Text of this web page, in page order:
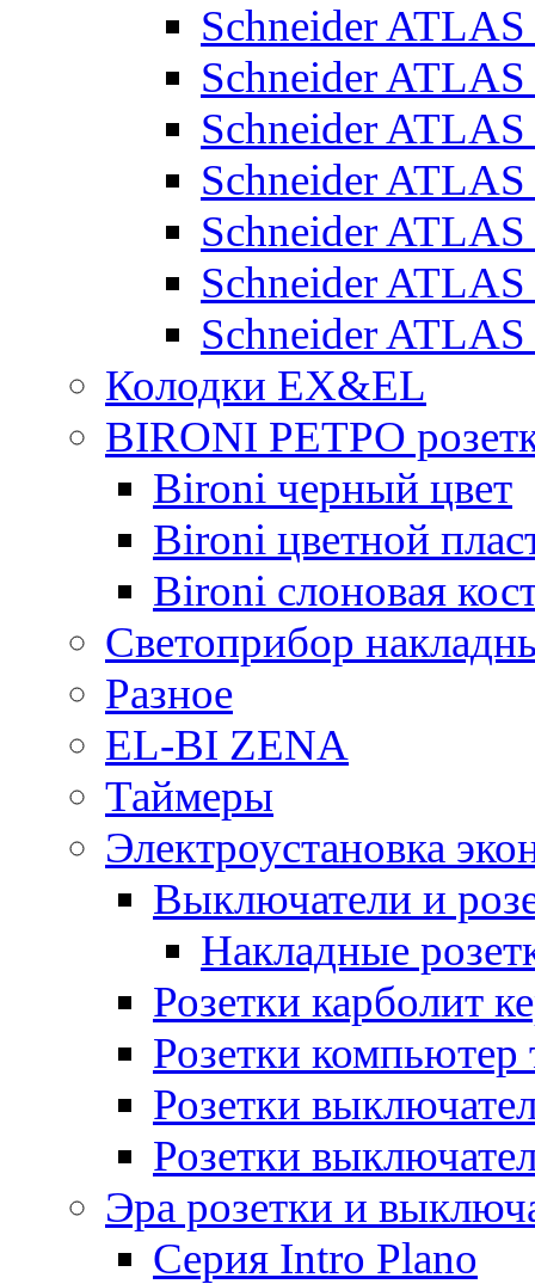
Schneider
Schneider
Schneider
Schneider
Schneider
Schneider
Schneider
Колодки EX&EL
BIRONI РЕТРО
Bironi черный цвет
Bironi цветной
Bironi слоновая
Светоприбор
Разное
EL-BI ZENA
Таймеры
Электроустановка
Выключатели и
Накладные
Розетки карболит
Розетки компьютер
Розетки
Розетки
Эра розетки и
Серия Intro Plano